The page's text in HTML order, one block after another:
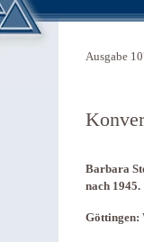
Ausgabe
Barbara
nach 1945.
Göttingen: